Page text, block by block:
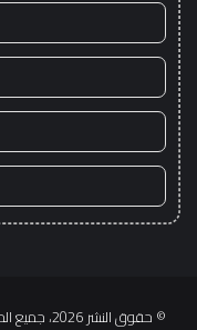
© حقوق النشر 2026، جميع الحقوق محفوظة |